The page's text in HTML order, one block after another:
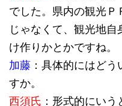
でした。県内の観光Ｐ
じゃなくて、観光地
け作りかとかですね。
加藤 ：具体的にはど
すか。
西須氏 ：形式的にい